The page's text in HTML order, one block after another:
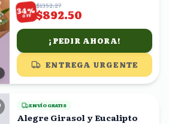
34%
OFF
$1352.27
$892.50
¡PEDIR AHORA!
ENTREGA URGENTE
ENVÍO GRATIS
Alegre Girasol y Eucalipto